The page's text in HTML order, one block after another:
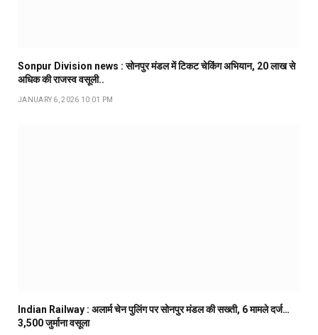
Sonpur Division news : सोनपुर मंडल में टिकट चेकिंग अभियान, ₹20 लाख से
अधिक की राजस्व वसूली..
JANUARY 6, 2026 10:01 PM
Indian Railway : अलार्म चेन पुलिंग पर सोनपुर मंडल की सख्ती, 6 मामले दर्ज…
₹3,500 जुर्माना वसूला